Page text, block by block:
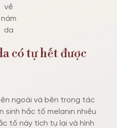
về
nám
da
có tự hết được
ngoài và bên trong tác
sinh hắc tố melanin nhiều
tố này tích tụ lại và hình